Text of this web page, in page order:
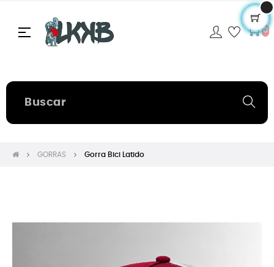
Navegación
☰ 0
GORRAS Gorra Bici Latido